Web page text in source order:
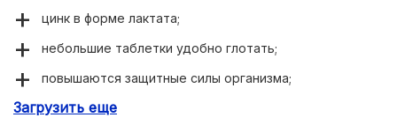
цинк в форме лактата;
небольшие таблетки удобно глотать;
повышаются защитные силы организма;
пропадает раздражительность;
Загрузить еще